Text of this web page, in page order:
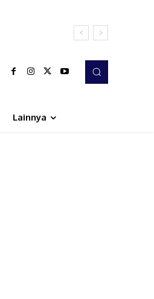
Lainnya